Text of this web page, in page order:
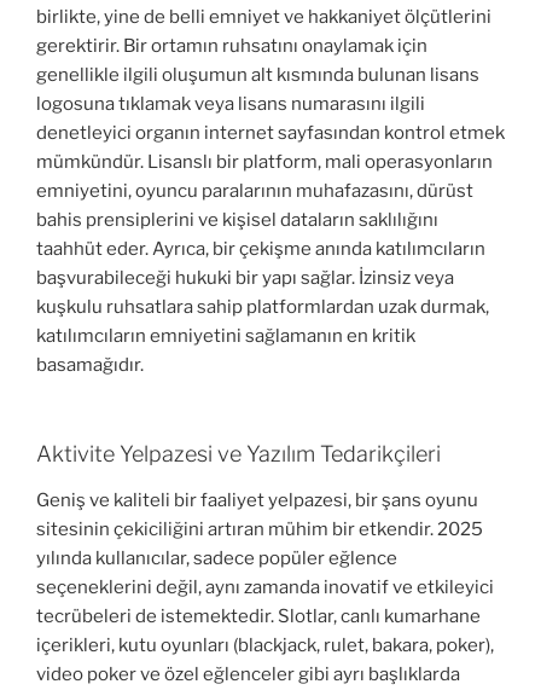
birlikte, yine de belli emniyet ve hakkaniyet ölçütlerini
gerektirir. Bir ortamın ruhsatını onaylamak için
genellikle ilgili oluşumun alt kısmında bulunan lisans
logosuna tıklamak veya lisans numarasını ilgili
denetleyici organın internet sayfasından kontrol etmek
mümkündür. Lisanslı bir platform, mali operasyonların
emniyetini, oyuncu paralarının muhafazasını, dürüst
bahis prensiplerini ve kişisel dataların saklılığını
taahhüt eder. Ayrıca, bir çekişme anında katılımcıların
başvurabileceği hukuki bir yapı sağlar. İzinsiz veya
kuşkulu ruhsatlara sahip platformlardan uzak durmak,
katılımcıların emniyetini sağlamanın en kritik
basamağıdır.
Aktivite Yelpazesi ve Yazılım Tedarikçileri
Geniş ve kaliteli bir faaliyet yelpazesi, bir şans oyunu
sitesinin çekiciliğini artıran mühim bir etkendir. 2025
yılında kullanıcılar, sadece popüler eğlence
seçeneklerini değil, aynı zamanda inovatif ve etkileyici
tecrübeleri de istemektedir. Slotlar, canlı kumarhane
içerikleri, kutu oyunları (blackjack, rulet, bakara, poker),
video poker ve özel eğlenceler gibi ayrı başlıklarda